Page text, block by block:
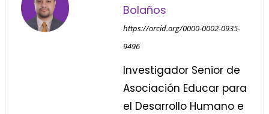
Bolaños
https://orcid.org/0000-0002-0935-
9496
Investigador Senior de
Asociación Educar para
el Desarrollo Humano e